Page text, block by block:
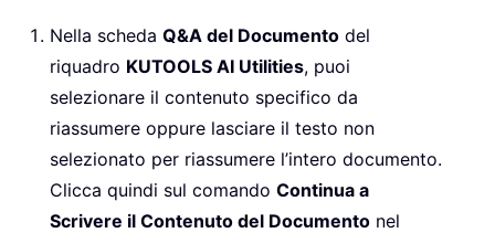
Nella scheda Q&A del Documento del
riquadro KUTOOLS AI Utilities, puoi
selezionare il contenuto specifico da
riassumere oppure lasciare il testo non
selezionato per riassumere l’intero documento.
Clicca quindi sul comando Continua a
Scrivere il Contenuto del Documento nel